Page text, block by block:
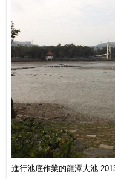
進行池底作業的龍潭大池